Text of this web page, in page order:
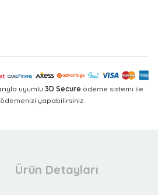
uyumlu 3D Secure ödeme sistemi ile
yapabilirsiniz.
Ürün Detayları